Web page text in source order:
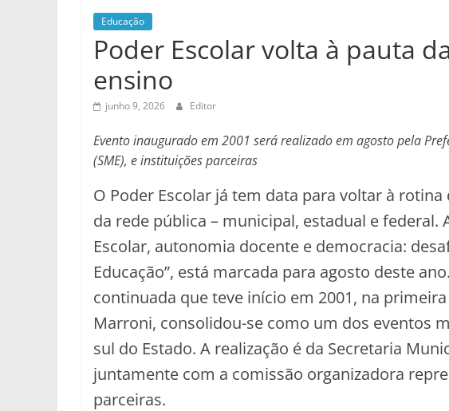
Educação
Poder Escolar volta à pauta
ensino
junho 9, 2026 Editor
Evento inaugurado em 2001 será realizado em agosto pela
(SME), e instituições parceiras
O Poder Escolar já tem data para voltar à
da rede pública – municipal, estadual e federal.
Escolar, autonomia docente e democracia:
Educação”, está marcada para agosto deste
continuada que teve início em 2001, na
Marroni, consolidou-se como um dos eventos
sul do Estado. A realização é da Secretaria
juntamente com a comissão organizadora
parceiras.